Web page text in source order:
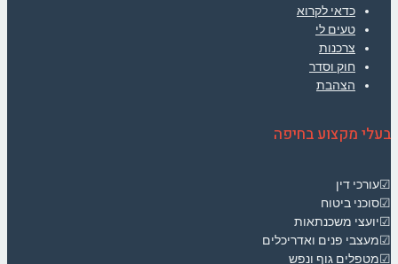
כדאי לקרוא
טעים לי
צרכנות
חוק וסדר
הצהבת
בעלי מקצוע בחיפה
☑עורכי דין
☑סוכני ביטוח
☑יועצי משכנתאות
☑מעצבי פנים ואדריכלים
☑מטפלים גוף ונפש